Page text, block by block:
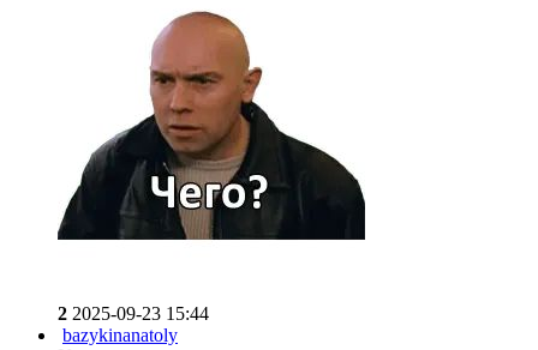
2 2025-09-23 15:44
bazykinanatoly